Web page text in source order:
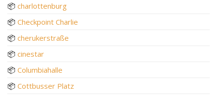
📦 charlottenburg
📦 Checkpoint Charlie
📦 cherukerstraße
📦 cinestar
📦 Columbiahalle
📦 Cottbusser Platz